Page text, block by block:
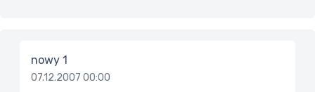
nowy 1
07.12.2007 00:00